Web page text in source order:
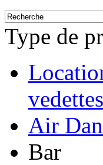
Type de
vedettes
Air
Bar